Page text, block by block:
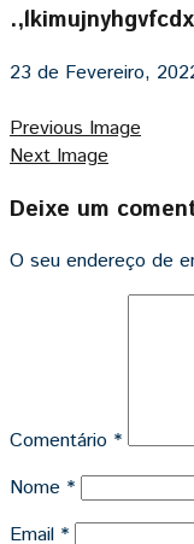
23 de Fevereiro,
Previous Image
Next Image
Deixe um
O seu endereço de
Comentário *
Nome *
Email *